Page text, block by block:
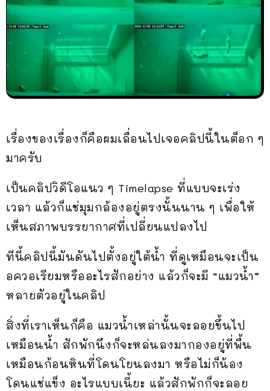
เรื่องของเรื่องก็คือผมเลื่อนไปเจอคลิปนี้ในต็อก ๆ
มาครับ
เป็นคลิปวิดีโอแนว ๆ Timelapse ที่แบบจะเร่ง
เวลา แล้วก็แช่มุมกล้องอยู่ตรงนั้นนาน ๆ เพื่อให้
เห็นสภาพบรรยากาศที่เปลี่ยนแปลงไป
ทีนี้คลิปนี้มันดันไปตั้งอยู่ใต้น้ำ ที่ดูเหมือนจะเป็น
อควอเรียมหรืออะไรสักอย่าง แล้วก็จะมี “แมวน้ำ”
หลายตัวอยู่ในคลิป
สิ่งที่เราเห็นก็คือ แมวน้ำเหล่านั้นจะลอยขึ้นไป
เหมือนน้ำ สักพักนึงก็จะหล่นลงมากองอยู่ที่พื้น
เหมือนก้อนหินที่โดนโยนลงมา หรือไม่ก็น้อง
โดนแช่แข็ง อะไรแบบเนี้ยะ แล้วสักพักก็จะลอย